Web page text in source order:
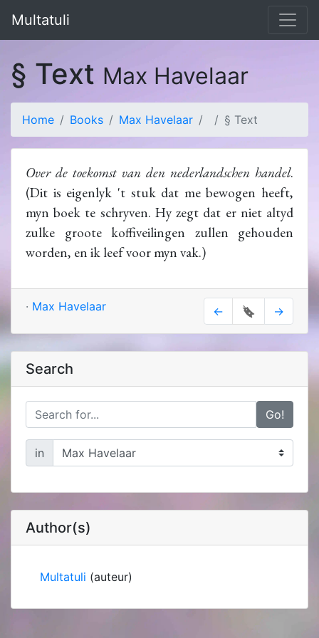
Multatuli
§ Text Max Havelaar
Home Books Max Havelaar § Text
Over de toekomst van den nederlandschen handel.
(Dit is eigenlyk 't stuk dat me bewogen heeft,
myn boek te schryven. Hy zegt dat er niet altyd
zulke groote koffiveilingen zullen gehouden
worden, en ik leef voor myn vak.)
· Max Havelaar ← 🔖 →
Search
Go!
in
Author(s)
Multatuli (auteur)